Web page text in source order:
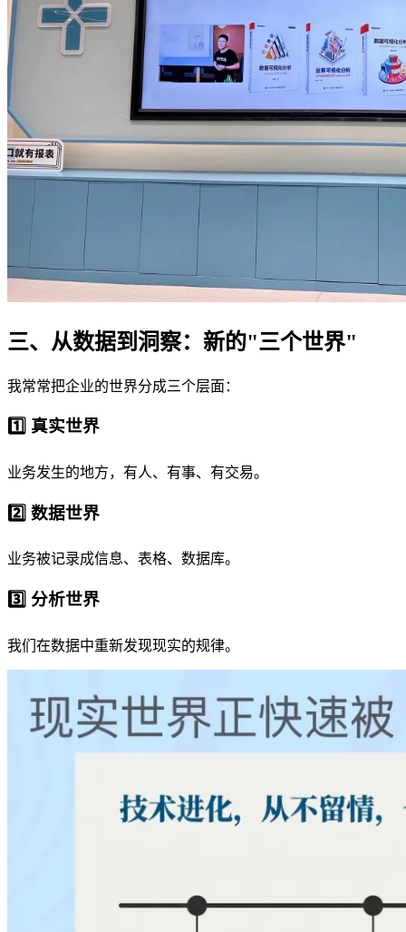
三、从数据到洞察：新的"三个世界"
我常常把企业的世界分成三个层面：
1️⃣ 真实世界
业务发生的地方，有人、有事、有交易。
2️⃣ 数据世界
业务被记录成信息、表格、数据库。
3️⃣ 分析世界
我们在数据中重新发现现实的规律。